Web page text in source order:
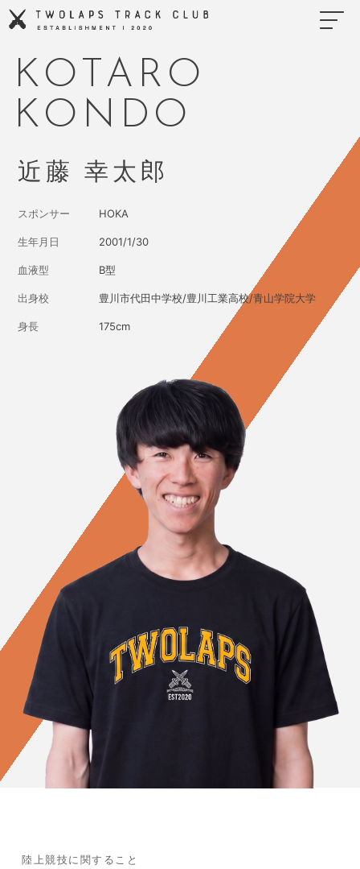
Skip
to
KOTARO
KONDO
近藤 幸太郎
スポンサー HOKA
生年月日 2001/1/30
血液型 B型
出身校 豊川市代田中学校/豊川工業高校/青山学院大学
身長 175cm
陸上競技に関すること